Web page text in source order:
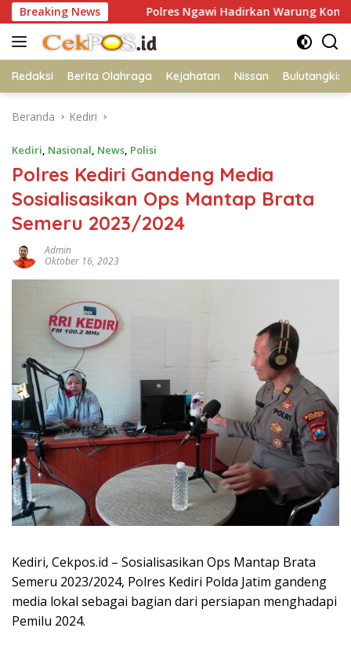
Langsung
ke
konten
Breaking NewsPolres Ngawi Hadirkan Warung Kompas Presisi
Redaksi Berita Olahraga Kejahatan Nissan Bulutangkis
Beranda Kediri
Kediri, Nasional, News, Polisi
Polres Kediri Gandeng Media
Sosialisasikan Ops Mantap Brata
Semeru 2023/2024
Admin
Oktober 16, 2023
Kediri, Cekpos.id – Sosialisasikan Ops Mantap Brata
Semeru 2023/2024, Polres Kediri Polda Jatim gandeng
media lokal sebagai bagian dari persiapan menghadapi
Pemilu 2024.